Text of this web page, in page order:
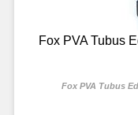
Fox PVA Tubus
Fox PVA Tubus